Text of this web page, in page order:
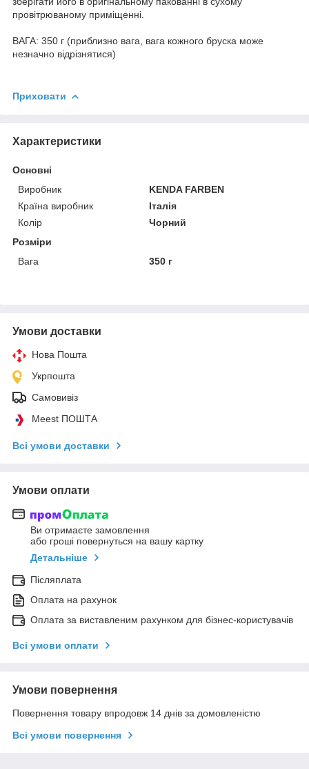
провітрюваному приміщенні.
ВАГА: 350 г (приблизно вага, вага кожного бруска може
незначно відрізнятися)
Приховати
Характеристики
Основні
Виробник
KENDA FARBEN
Країна виробник
Італія
Колір
Чорний
Розміри
Вага
350 г
Умови доставки
Нова Пошта
Укрпошта
Самовивіз
Meest ПОШТА
Всі умови доставки
Умови оплати
Ви отримаєте замовлення
або гроші повернуться на вашу картку
Детальніше
Післяплата
Оплата на рахунок
Оплата за виставленим рахунком для бізнес-користувачів
Всі умови оплати
Умови повернення
Повернення товару впродовж 14 днів за домовленістю
Всі умови повернення